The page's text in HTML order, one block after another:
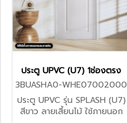
ประตู UPVC (U7) 1ช่องตรง
3BUASHA0-WHE07002000
ประตู UPVC รุ่น SPLASH (U7)
สีขาว ลายเสี้ยนไม้ ใช้ภายนอก